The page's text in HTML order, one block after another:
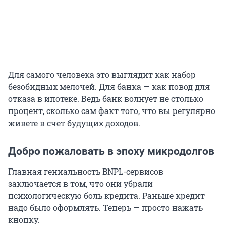
Для самого человека это выглядит как набор
безобидных мелочей. Для банка — как повод для
отказа в ипотеке. Ведь банк волнует не столько
процент, сколько сам факт того, что вы регулярно
живете в счет будущих доходов.
Добро пожаловать в эпоху микродолгов
Главная гениальность BNPL-сервисов
заключается в том, что они убрали
психологическую боль кредита. Раньше кредит
надо было оформлять. Теперь — просто нажать
кнопку.